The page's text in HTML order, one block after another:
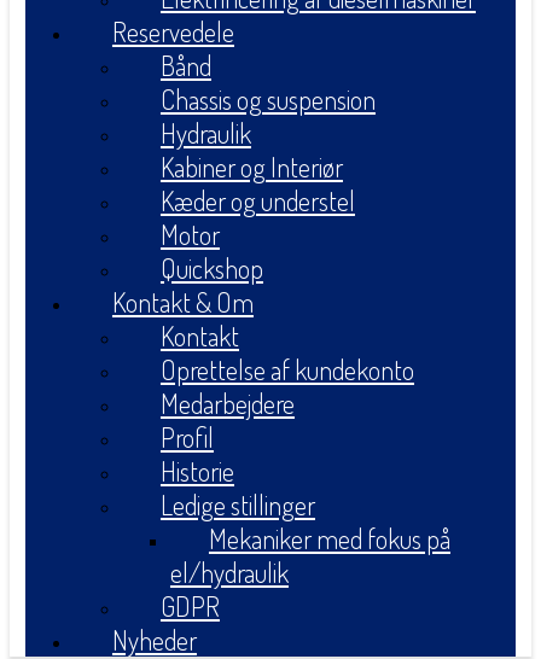
Reservedele
Bånd
Chassis og suspension
Hydraulik
Kabiner og Interiør
Kæder og understel
Motor
Quickshop
Kontakt & Om
Kontakt
Oprettelse af kundekonto
Medarbejdere
Profil
Historie
Ledige stillinger
Mekaniker med fokus på
el/hydraulik
GDPR
Nyheder